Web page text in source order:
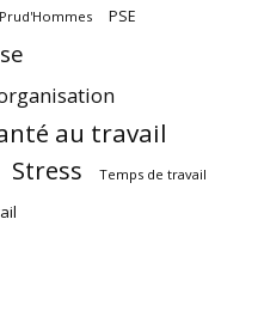
Prud'Hommes PSE
au travail
Stress Temps de travail